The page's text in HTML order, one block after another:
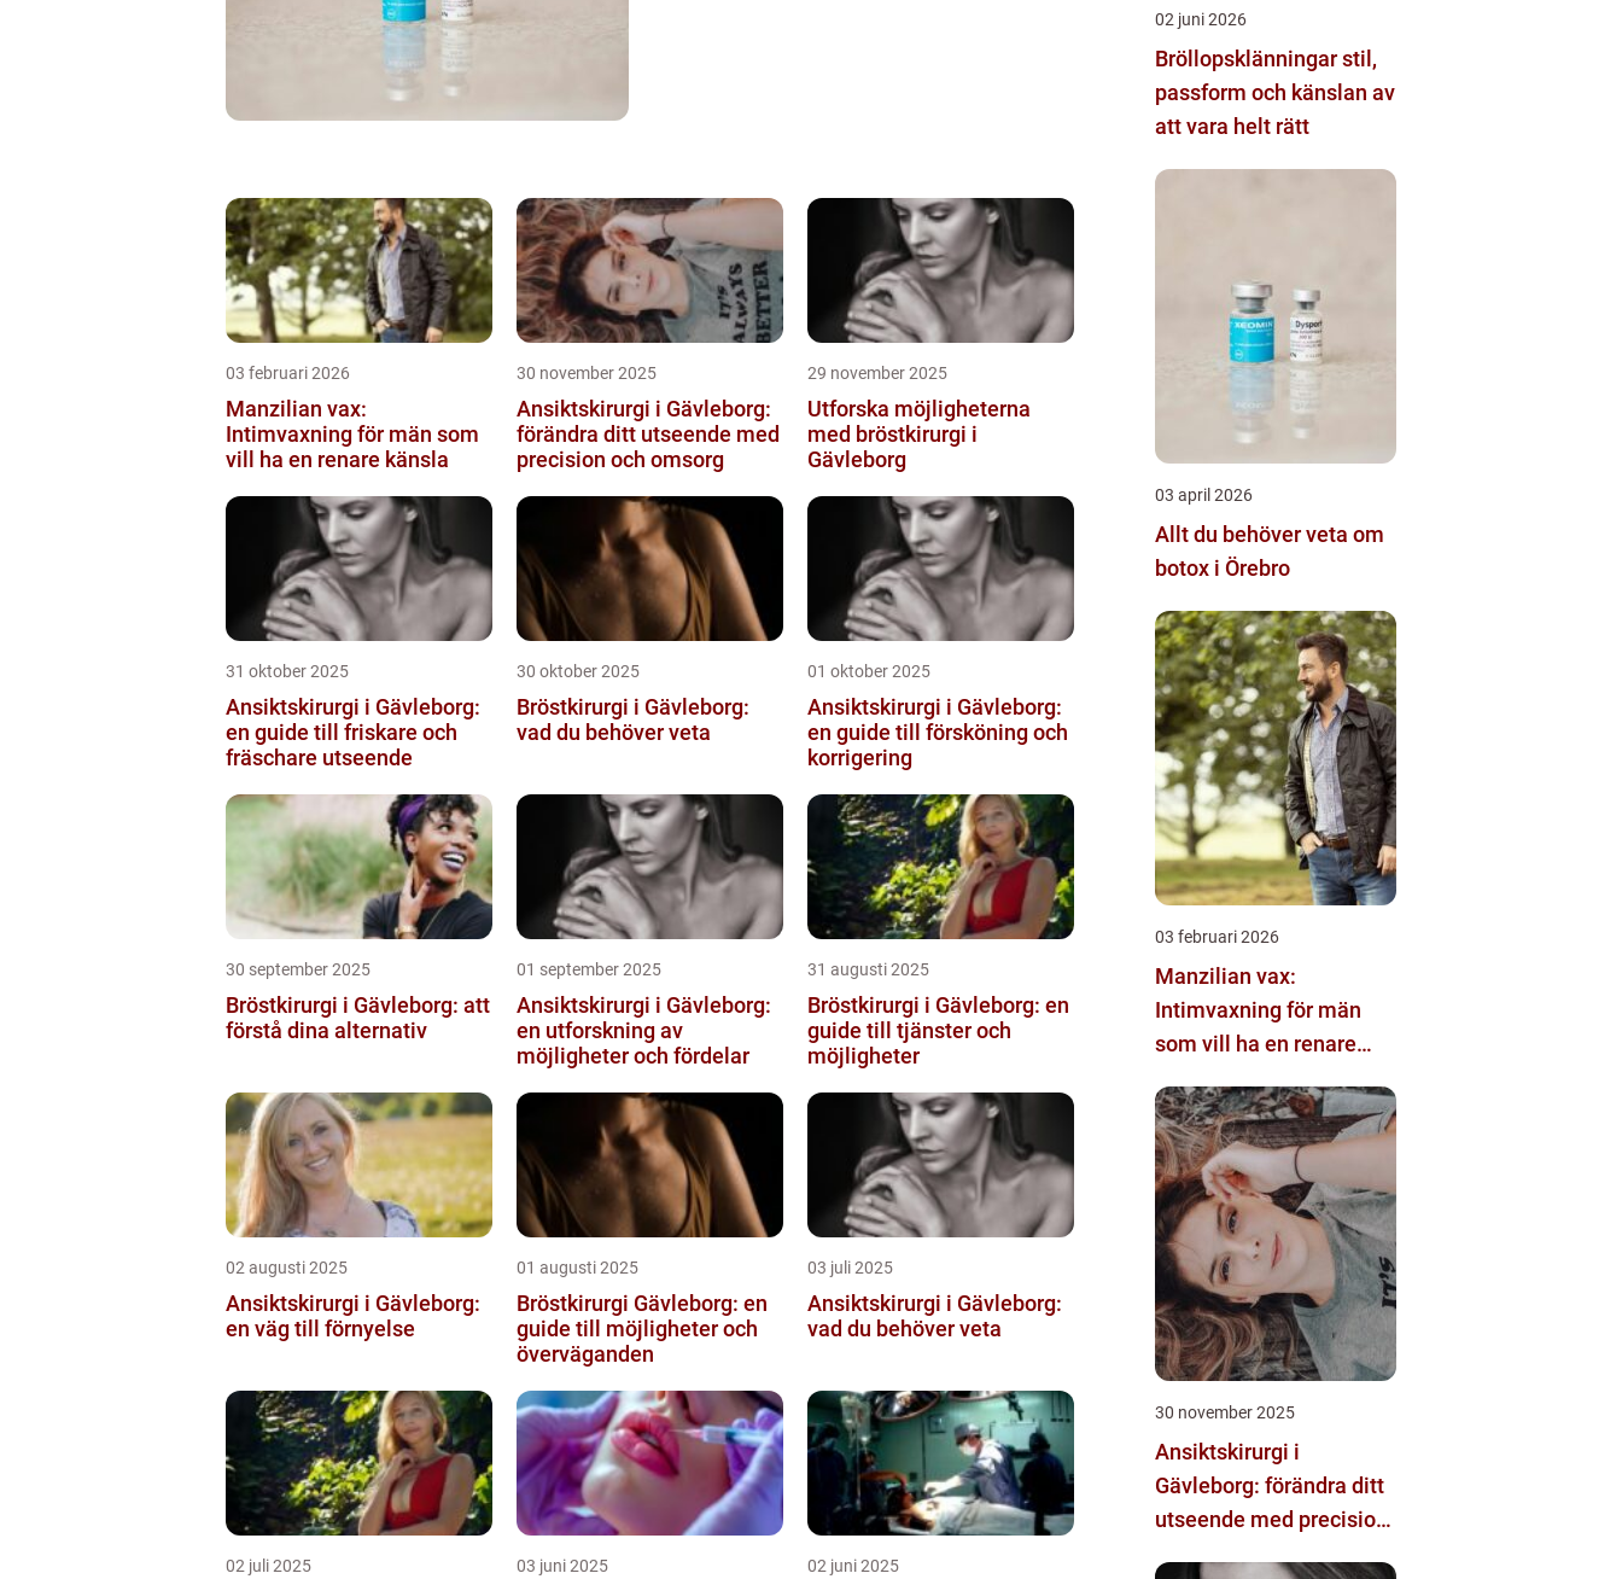
03 februari 2026
Manzilian vax:
Intimvaxning för män som
vill ha en renare känsla
30 november 2025
Ansiktskirurgi i Gävleborg:
förändra ditt utseende med
precision och omsorg
29 november 2025
Utforska möjligheterna
med bröstkirurgi i
Gävleborg
31 oktober 2025
Ansiktskirurgi i Gävleborg:
en guide till friskare och
fräschare utseende
30 oktober 2025
Bröstkirurgi i Gävleborg:
vad du behöver veta
01 oktober 2025
Ansiktskirurgi i Gävleborg:
en guide till försköning och
korrigering
30 september 2025
Bröstkirurgi i Gävleborg: att
förstå dina alternativ
01 september 2025
Ansiktskirurgi i Gävleborg:
en utforskning av
möjligheter och fördelar
31 augusti 2025
Bröstkirurgi i Gävleborg: en
guide till tjänster och
möjligheter
02 augusti 2025
Ansiktskirurgi i Gävleborg:
en väg till förnyelse
01 augusti 2025
Bröstkirurgi Gävleborg: en
guide till möjligheter och
överväganden
03 juli 2025
Ansiktskirurgi i Gävleborg:
vad du behöver veta
02 juli 2025 03 juni 2025 02 juni 2025
02 juni 2026
Bröllopsklänningar stil,
passform och känslan av
att vara helt rätt
03 april 2026
Allt du behöver veta om
botox i Örebro
03 februari 2026
Manzilian vax:
Intimvaxning för män
som vill ha en renare
30 november 2025
Ansiktskirurgi i
Gävleborg: förändra ditt
utseende med precision